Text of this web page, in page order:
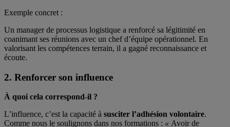
Exemple concret :
Un manager de processus logistique a renforcé sa légitimité en
coanimant ses réunions avec un chef d’équipe opérationnel. En
valorisant les compétences terrain, il a gagné reconnaissance et
écoute.
2. Renforcer son influence
À quoi cela correspond-il ?
L’influence, c’est la capacité à susciter l’adhésion volontaire.
Comme nous le soulignons dans nos formations : « Avoir de